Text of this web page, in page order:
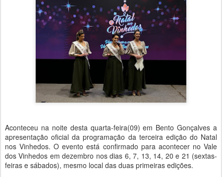
Aconteceu na noite desta quarta-feira(09) em Bento Gonçalves a
apresentação oficial da programação da terceira edição do Natal
nos Vinhedos. O evento está confirmado para acontecer no Vale
dos Vinhedos em dezembro nos dias 6, 7, 13, 14, 20 e 21 (sextas-
feiras e sábados), mesmo local das duas primeiras edições.